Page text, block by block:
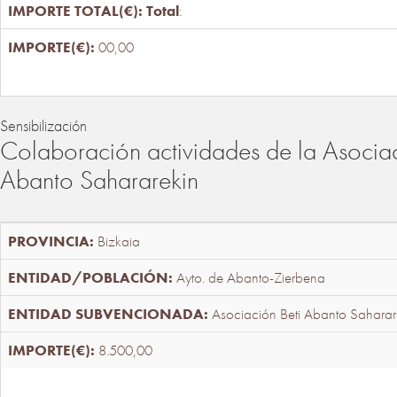
Total:
00,00
Sensibilización
Colaboración actividades de la
Abanto Sahararekin
Bizkaia
Ayto. de Abanto-Zierbena
Asociación Beti Abanto
8.500,00